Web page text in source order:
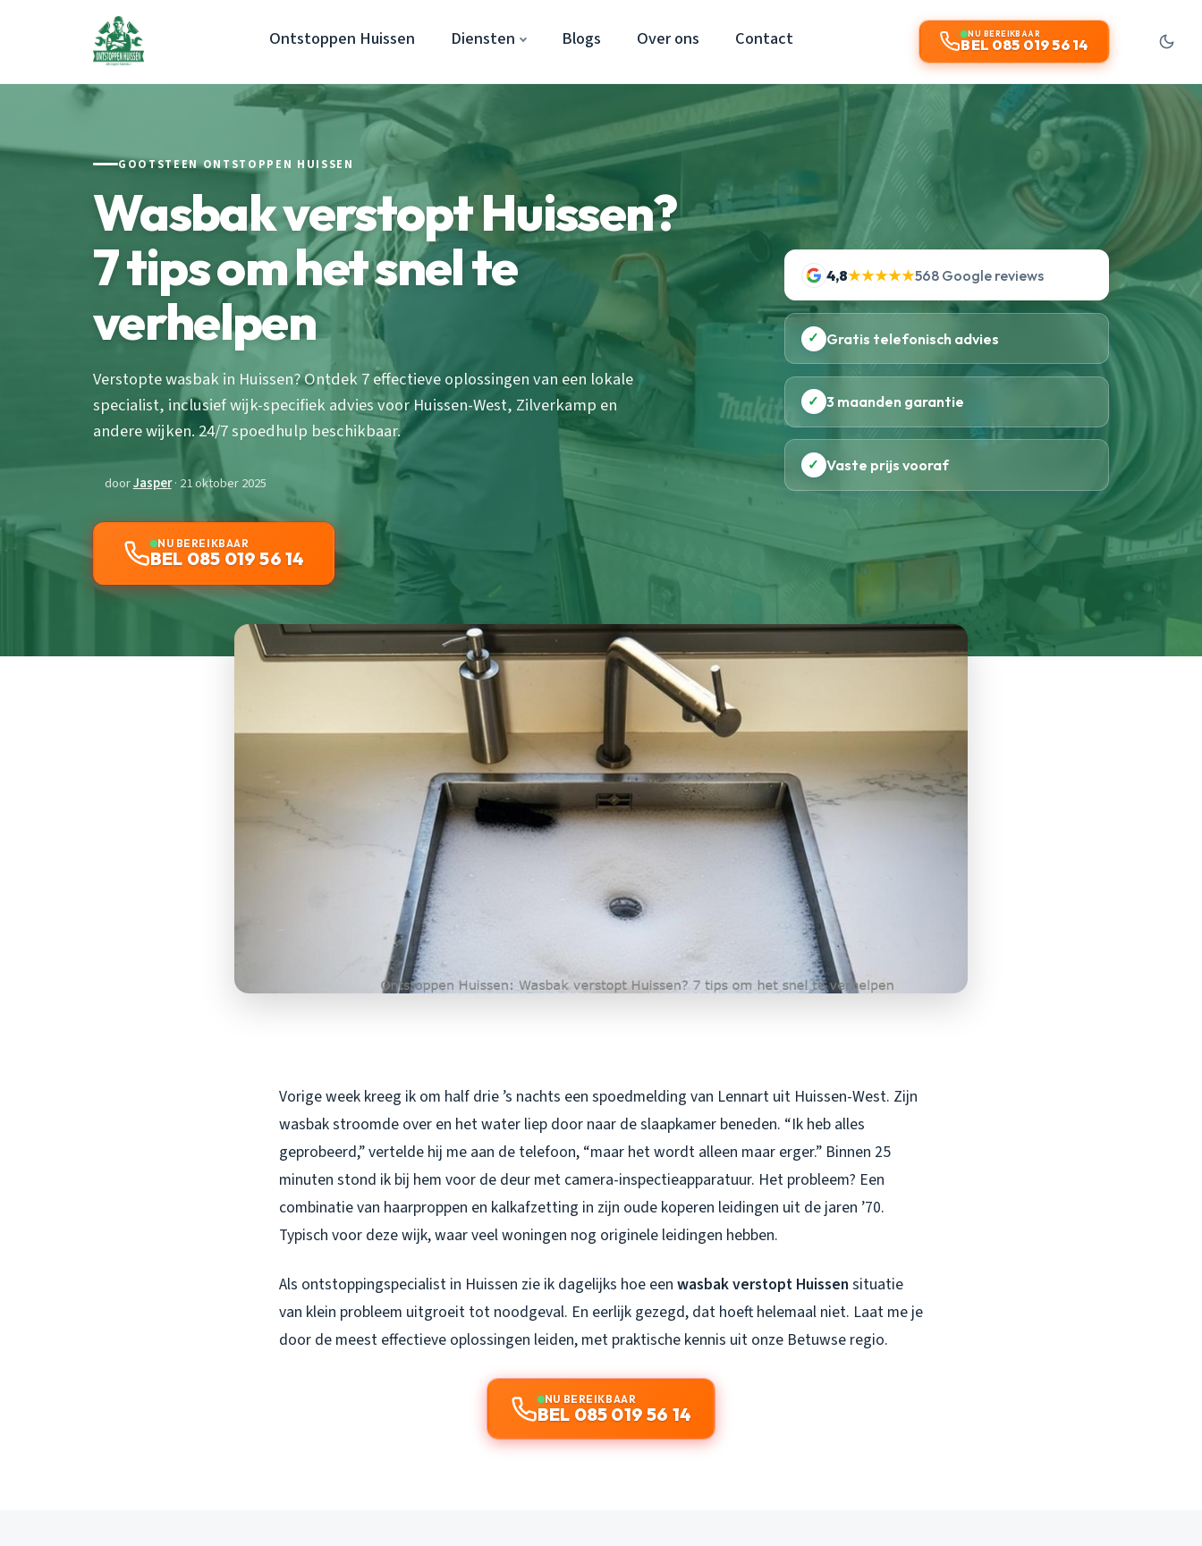
Ontstoppen Huissen Diensten Blogs Over ons Contact NU BEREIKBAAR
BEL 085 019 56 14
GOOTSTEEN ONTSTOPPEN HUISSEN
Wasbak verstopt Huissen?
7 tips om het snel te
verhelpen
Verstopte wasbak in Huissen? Ontdek 7 effectieve oplossingen van een lokale
specialist, inclusief wijk-specifiek advies voor Huissen-West, Zilverkamp en
andere wijken. 24/7 spoedhulp beschikbaar.
doorJasper· 21 oktober 2025
NU BEREIKBAAR
BEL 085 019 56 14
4,8★★★★★568 Google reviews
✓ Gratis telefonisch advies
✓ 3 maanden garantie
✓ Vaste prijs vooraf
Vorige week kreeg ik om half drie ’s nachts een spoedmelding van Lennart uit Huissen-West. Zijn
wasbak stroomde over en het water liep door naar de slaapkamer beneden. “Ik heb alles
geprobeerd,” vertelde hij me aan de telefoon, “maar het wordt alleen maar erger.” Binnen 25
minuten stond ik bij hem voor de deur met camera-inspectieapparatuur. Het probleem? Een
combinatie van haarproppen en kalkafzetting in zijn oude koperen leidingen uit de jaren ’70.
Typisch voor deze wijk, waar veel woningen nog originele leidingen hebben.
Als ontstoppingspecialist in Huissen zie ik dagelijks hoe een wasbak verstopt Huissen situatie
van klein probleem uitgroeit tot noodgeval. En eerlijk gezegd, dat hoeft helemaal niet. Laat me je
door de meest effectieve oplossingen leiden, met praktische kennis uit onze Betuwse regio.
NU BEREIKBAAR
BEL 085 019 56 14